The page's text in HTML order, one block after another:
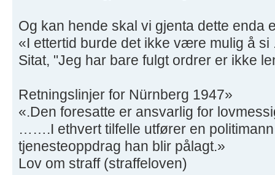
Og kan hende skal vi gjenta dette enda
«I ettertid burde det ikke være mulig å si
Sitat, "Jeg har bare fulgt ordrer er ikke
Retningslinjer for Nürnberg 1947»
«.Den foresatte er ansvarlig for
…….I ethvert tilfelle utfører en
tjenesteoppdrag han blir pålagt.»
Lov om straff (straffeloven)